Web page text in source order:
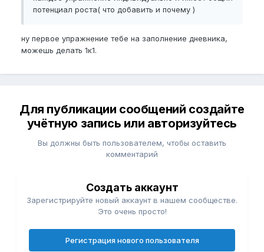
потенциал роста( что добавить и почему )
ну первое упражнение тебе на заполнение дневника,
можешь делать 1к1.
Для публикации сообщений создайте
учётную запись или авторизуйтесь
Вы должны быть пользователем, чтобы оставить
комментарий
Создать аккаунт
Зарегистрируйте новый аккаунт в нашем сообществе.
Это очень просто!
Регистрация нового пользователя